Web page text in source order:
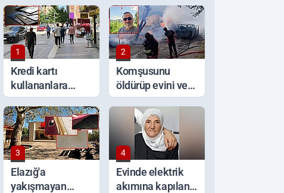
1
Kredi kartı
kullananlara
kritik uyarı!
2
Komşusunu
öldürüp evini ve
aracını ateşe
verdi
3
Elazığ'a
yakışmayan
4
Evinde elektrik
akımına kapılan